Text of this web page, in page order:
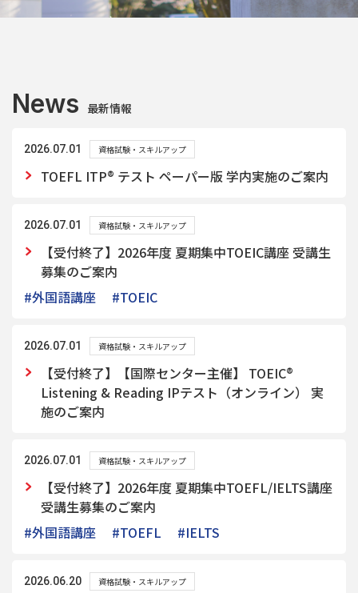
News 最新情報
2026.07.01 資格試験・スキルアップ
TOEFL ITP® テスト ペーパー版 学内実施のご案内
2026.07.01 資格試験・スキルアップ
【受付終了】2026年度 夏期集中TOEIC講座 受講生
募集のご案内
#外国語講座
#TOEIC
2026.07.01 資格試験・スキルアップ
【受付終了】【国際センター主催】 TOEIC®
Listening & Reading IPテスト（オンライン） 実
施のご案内
2026.07.01 資格試験・スキルアップ
【受付終了】2026年度 夏期集中TOEFL/IELTS講座
受講生募集のご案内
#外国語講座
#TOEFL #IELTS
2026.06.20 資格試験・スキルアップ